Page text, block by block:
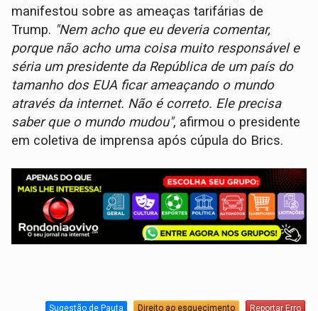
manifestou sobre as ameaças tarifárias de
Trump. "Nem acho que eu deveria comentar,
porque não acho uma coisa muito responsável e
séria um presidente da República de um país do
tamanho dos EUA ficar ameaçando o mundo
através da internet. Não é correto. Ele precisa
saber que o mundo mudou", afirmou o presidente
em coletiva de imprensa após cúpula do Brics.
Sugestão de Pauta Direito ao esquecimento Reportar Erro